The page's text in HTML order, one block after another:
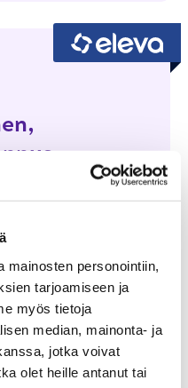
personointiin,
tarjoamiseen ja
myös tietoja
median, mainonta- ja
jotka voivat
olet heille antanut tai
taito
jossa yhteistyö
arkipäivää.
työ on yhdessä
Hyvin johdettu
tavoitteet.